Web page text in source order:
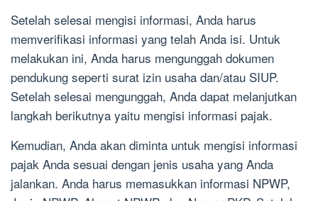
Setelah selesai mengisi informasi, Anda harus
memverifikasi informasi yang telah Anda isi. Untuk
melakukan ini, Anda harus mengunggah dokumen
pendukung seperti surat izin usaha dan/atau SIUP.
Setelah selesai mengunggah, Anda dapat melanjutkan
langkah berikutnya yaitu mengisi informasi pajak.
Kemudian, Anda akan diminta untuk mengisi informasi
pajak Anda sesuai dengan jenis usaha yang Anda
jalankan. Anda harus memasukkan informasi NPWP,